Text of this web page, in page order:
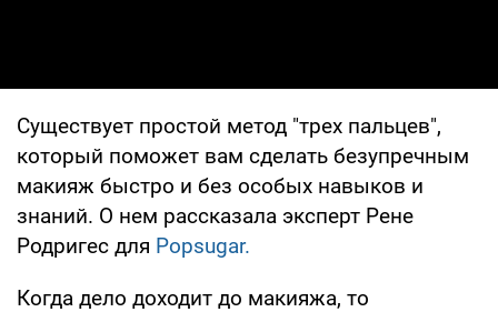
Существует простой метод "трех пальцев",
который поможет вам сделать безупречным
макияж быстро и без особых навыков и
знаний. О нем рассказала эксперт Рене
Родригес для Рopsugar.
Когда дело доходит до макияжа, то